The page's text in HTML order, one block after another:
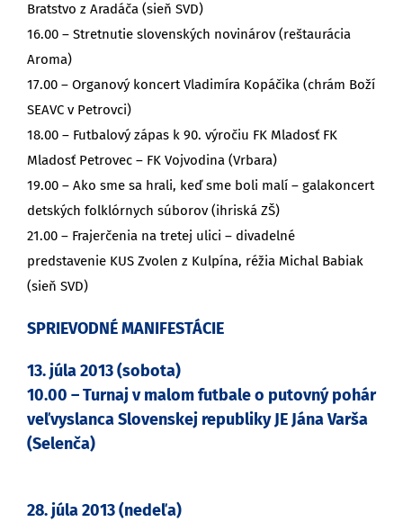
Bratstvo z Aradáča (sieň SVD)
16.00 – Stretnutie slovenských novinárov (reštaurácia
Aroma)
17.00 – Organový koncert Vladimíra Kopáčika (chrám Boží
SEAVC v Petrovci)
18.00 – Futbalový zápas k 90. výročiu FK Mladosť FK
Mladosť Petrovec – FK Vojvodina (Vrbara)
19.00 – Ako sme sa hrali, keď sme boli malí – galakoncert
detských folklórnych súborov (ihriská ZŠ)
21.00 – Frajerčenia na tretej ulici – divadelné
predstavenie KUS Zvolen z Kulpína, réžia Michal Babiak
(sieň SVD)
SPRIEVODNÉ MANIFESTÁCIE
13. júla 2013 (sobota)
10.00 – Turnaj v malom futbale o putovný pohár
veľvyslanca Slovenskej republiky JE Jána Varša
(Selenča)
28. júla 2013 (nedeľa)